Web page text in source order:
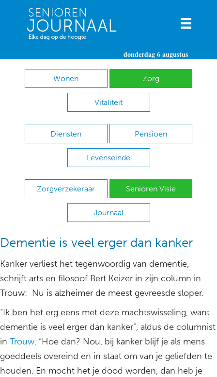
donderdag 6 augustus
Wonen Zorg
Vitaliteit
Diensten Pensioen
Levenseinde
Zorgverzekeraar Senioren Visie
Journaal
Dementie is veel erger dan kanker
Kanker verliest het tegenwoordig van dementie,
schrijft arts en filosoof Bert Keizer in zijn column in
Trouw: Nu is alzheimer de meest gevreesde sloper.
“Ik ben het erg eens met deze machtswisseling, want
dementie is veel erger dan kanker”, aldus de columnist
in Trouw. “Hoe dan? Nou, bij kanker blijf je als mens
goeddeels overeind en in staat om van je geliefden te
houden. En mocht het je dood worden, dan heb je